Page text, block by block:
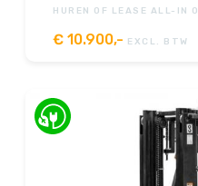
HUREN OF LEASE ALL-IN
€ 10.900,- EXCL. BTW